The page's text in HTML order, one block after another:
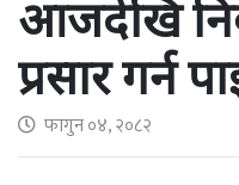
आजदेखि
प्रसार गर्न
फागुन ०४, २०८२